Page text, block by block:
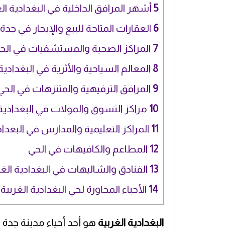
5أشهر المرافق الداخلية في البغدادية
6 العقارات المتاحة للبيع والإيجار في
7 المراكز الصحية والمستشفيات في
8 المعالم السياحية والأثرية في
9 المرافق الترفيهية والمتنزهات في
10 مراكز التسوق والمولات في
11 المراكز التعليمية والمدارس في
12 المطاعم والكافيهات في الحي
13 الفنادق والشاليهات في البغدادية
14 الأحياء المجاورة لحي البغدادية الغربية
البغدادية الغربية هو أحد أحياء مدينة جدة